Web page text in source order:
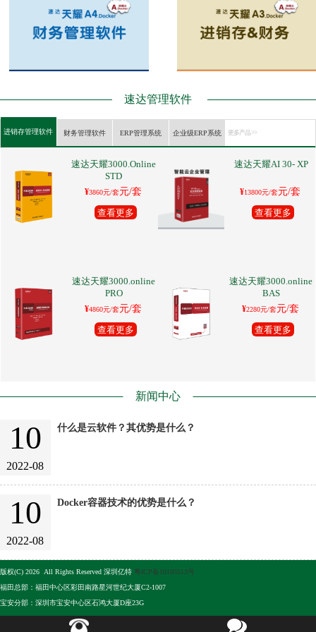
速达管理软件
进销存管理软件 财务管理软件 ERP管理系统 企业级ERP系统 更多产品 >>
速达天耀3000.Online
STD
¥3860元/套元/套
查看更多
速达天耀AI 30- XP
¥13800元/套元/套
查看更多
速达天耀3000.online
PRO
¥4860元/套元/套
查看更多
速达天耀3000.online
BAS
¥2280元/套元/套
查看更多
新闻中心
10
2022-08
什么是云软件？其优势是什么？
10
2022-08
Docker容器技术的优势是什么？
版权(C) 2026 All Rights Reserved 深圳亿特 粤ICP备10105513号
福田总部：福田中心区彩田南路星河世纪大厦C2-1007
宝安分部：深圳市宝安中心区石鸿大厦D座23G